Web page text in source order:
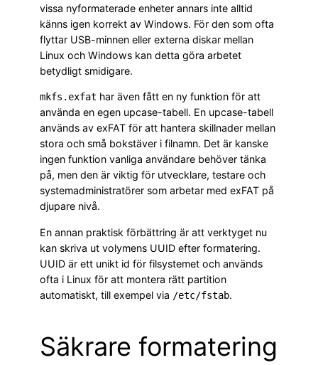
vissa nyformaterade enheter annars inte alltid
känns igen korrekt av Windows. För den som ofta
flyttar USB-minnen eller externa diskar mellan
Linux och Windows kan detta göra arbetet
betydligt smidigare.
mkfs.exfat har även fått en ny funktion för att
använda en egen upcase-tabell. En upcase-tabell
används av exFAT för att hantera skillnader mellan
stora och små bokstäver i filnamn. Det är kanske
ingen funktion vanliga användare behöver tänka
på, men den är viktig för utvecklare, testare och
systemadministratörer som arbetar med exFAT på
djupare nivå.
En annan praktisk förbättring är att verktyget nu
kan skriva ut volymens UUID efter formatering.
UUID är ett unikt id för filsystemet och används
ofta i Linux för att montera rätt partition
automatiskt, till exempel via /etc/fstab.
Säkrare formatering